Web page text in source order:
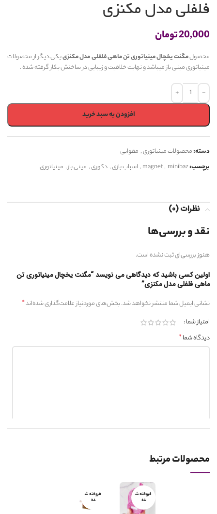
فلفلی مدل مکنزی
20,000تومان
محصولمگنت یخچال مینیاتوری تن ماهی فلفلی مدل مکنزییکی دیگر از محصولات
مینیاتوری مینی باز میباشد و نهایت خلاقیت و زیبایی در ساختش بکار گرفته شده .
افزودن به سبد خرید
دسته:محصولات مینیاتوری, مقوایی
برچسب:
magnet, minibaz
, اسباب بازی, دکوری, مینی باز, مینیاتوری
نظرات (0)
نقد و بررسی‌ها
هنوز بررسی‌ای ثبت نشده است.
اولین کسی باشید که دیدگاهی می نویسد “مگنت یخچال مینیاتوری تن
ماهی فلفلی مدل مکنزی”
نشانی ایمیل شما منتشر نخواهد شد.بخش‌های موردنیاز علامت‌گذاری شده‌اند*
امتیاز شما
دیدگاه شما*
محصولات مرتبط
فروخته ش
ده
فروخته ش
ده